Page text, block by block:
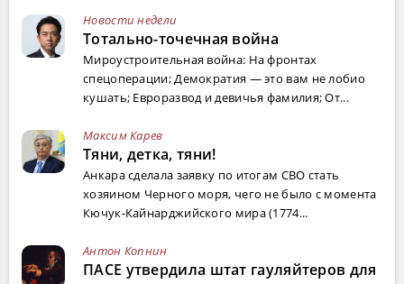
Новости недели
Тотально-точечная война
Мироустроительная война: На фронтах
спецоперации; Демократия — это вам не лобио
кушать; Евроразвод и девичья фамилия; От...
Максим Карев
Тяни, детка, тяни!
Анкара сделала заявку по итогам СВО стать
хозяином Черного моря, чего не было с момента
Кючук-Кайнарджийского мира (1774...
Антон Копнин
ПАСЕ утвердила штат гауляйтеров для